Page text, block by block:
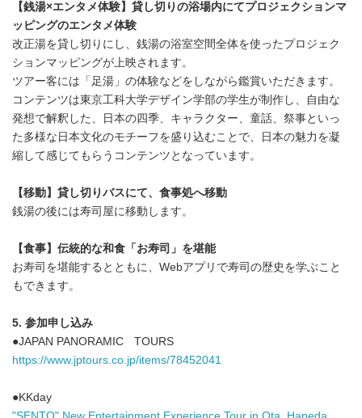
【銭湯×エンタメ体験】貸し切りの浴場内にてプロジェクションマ
ッピングのエンタメ体験
改正湯を貸し切りにし、銭湯の浴室空間全体を使ったプロジェク
ションマッピングが上映されます。
ツアー客には「足湯」の体験などをしながら鑑賞いただきます。
コンテンツは東京工科大学デザイン学部の学生が制作し、自由な
発想で解釈した、日本の四季、キャラクター、童話、祭事といっ
た多様な日本文化のモチーフを盛り込むことで、日本の魅力を凝
縮して感じてもらうコンテンツとなっています。
【移動】貸し切りバスにて、食事処へ移動
銭湯の後には寿司屋に移動します。
【食事】伝統的な和食「お寿司」を堪能
お寿司を堪能するとともに、Webアプリで寿司の歴史を学ぶこと
もできます。
5. 参加申し込み
●JAPAN PANORAMIC TOURS
https://www.jptours.co.jp/items/78452041
●KKday